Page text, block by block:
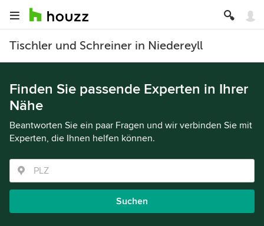
Tischler und Schreiner in Niedereyll
Finden Sie passende Experten in Ihrer
Nähe
Beantworten Sie ein paar Fragen und wir verbinden Sie mit
Experten, die Ihnen helfen können.
Suchen